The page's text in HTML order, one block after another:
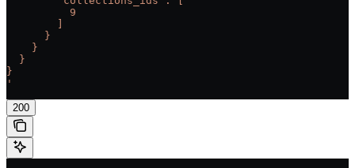
          9
      }
    }
  }
}
'
200